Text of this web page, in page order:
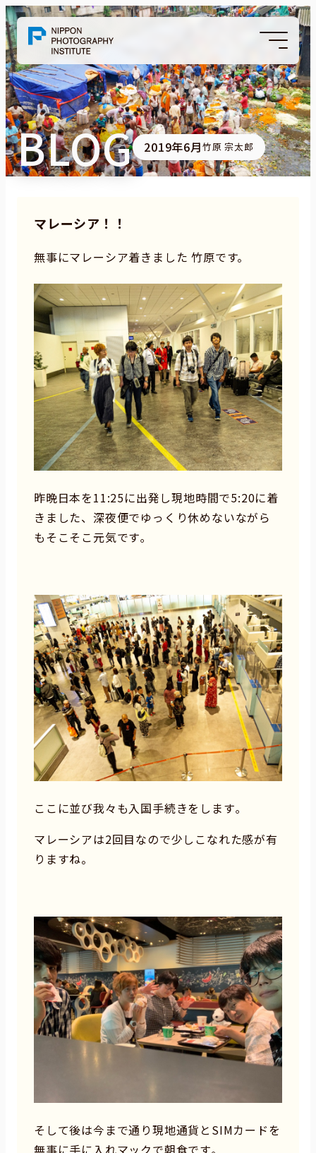
BLOG 2019年6月竹原 宗太郎
マレーシア！！
無事にマレーシア着きました 竹原です。
昨晩日本を11:25に出発し現地時間で5:20に着
きました、深夜便でゆっくり休めないながら
もそこそこ元気です｡
ここに並び我々も入国手続きをします｡
マレーシアは2回目なので少しこなれた感が有
りますね。
そして後は今まで通り現地通貨とSIMカードを